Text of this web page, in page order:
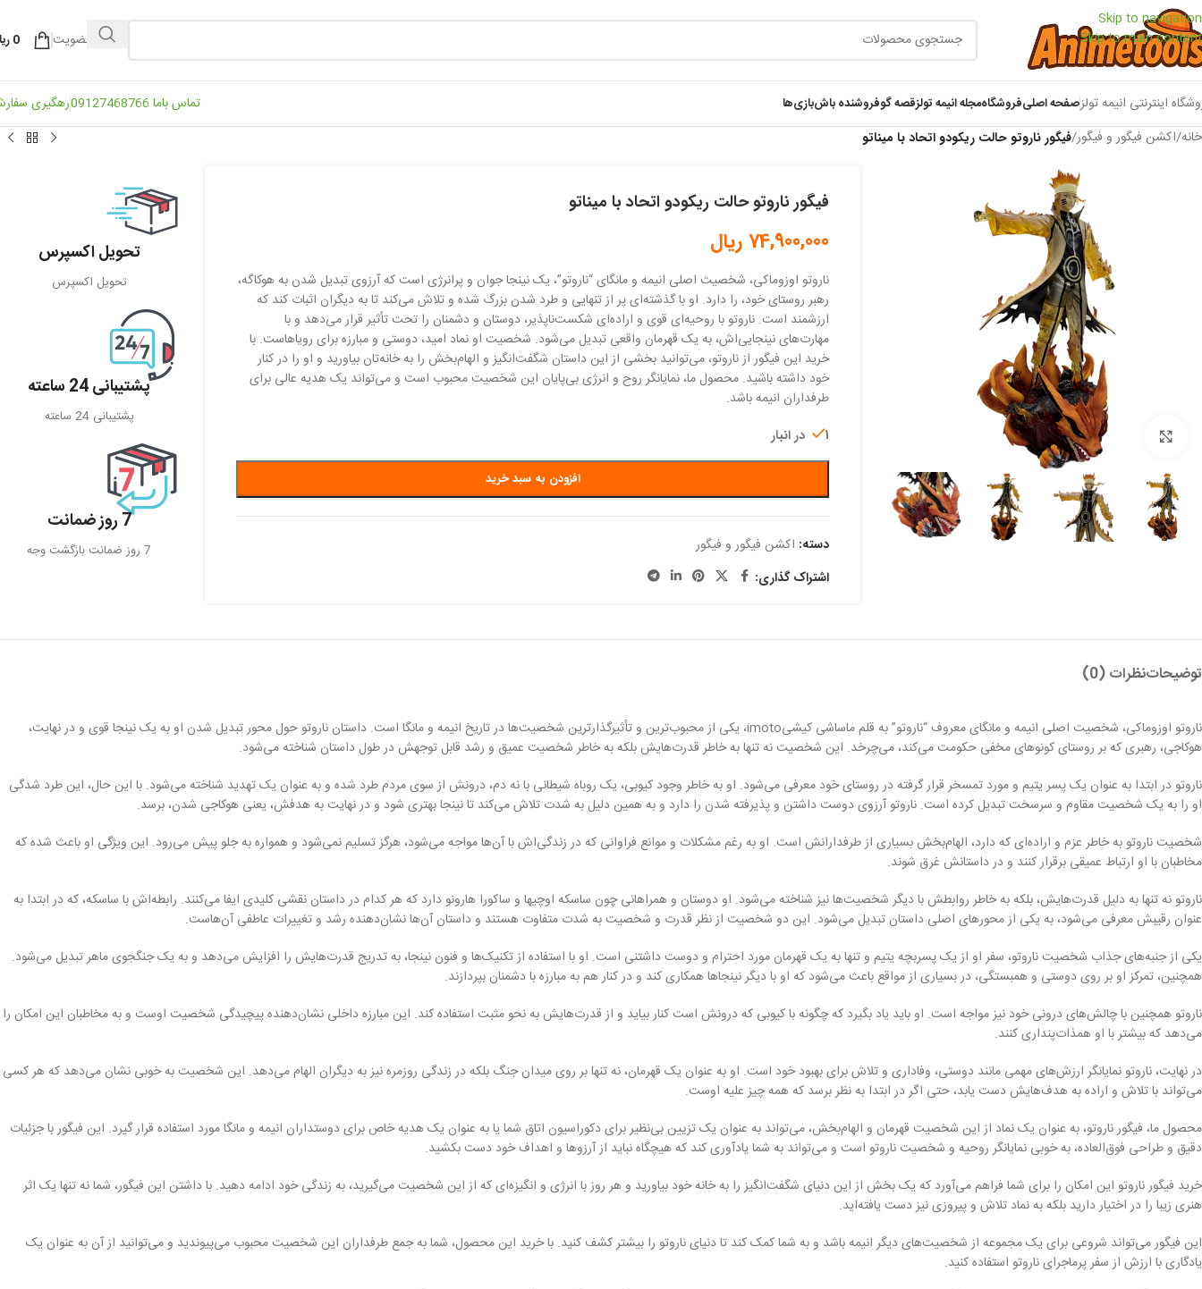
Skip to navigation
Skip to main content
ورود / عضویت 0
اینترنتی انیمه تولزصفحه اصلیفروشگاهمجله انیمه تولزقصه گوفروشنده باشبازی‌ها تماس باما 09127468766
رهگیری
خانه/اکشن فیگور و فیگور/فیگور ناروتو حالت ریکودو اتحاد با میناتو
بزرگنمایی تصویر
فیگور ناروتو حالت ریکودو اتحاد با میناتو
74,900,000 ریال
ناروتو اوزوماکی، شخصیت اصلی انیمه و مانگای “ناروتو”، یک نینجا جوان و پرانرژی است که آرزوی تبدیل شدن به هوکاگه،
رهبر روستای خود، را دارد. او با گذشته‌ای پر از تنهایی و طرد شدن بزرگ شده و تلاش می‌کند تا به دیگران اثبات کند که
ارزشمند است. ناروتو با روحیه‌ای قوی و اراده‌ای شکست‌ناپذیر، دوستان و دشمنان را تحت تأثیر قرار می‌دهد و با
مهارت‌های نینجایی‌اش، به یک قهرمان واقعی تبدیل می‌شود. شخصیت او نماد امید، دوستی و مبارزه برای رویاهاست. با
خرید این فیگور از ناروتو، می‌توانید بخشی از این داستان شگفت‌انگیز و الهام‌بخش را به خانه‌تان بیاورید و او را در کنار
خود داشته باشید. محصول ما، نمایانگر روح و انرژی بی‌پایان این شخصیت محبوب است و می‌تواند یک هدیه عالی برای
طرفداران انیمه باشد.
1 در انبار
افزودن به سبد خرید
دسته: اکشن فیگور و فیگور
اشتراک گذاری:
تحویل اکسپرس
تحویل اکسپرس
پشتیبانی 24 ساعته
پشتیبانی 24 ساعته
7 روز ضمانت
7 روز ضمانت بازگشت وجه
توضیحاتنظرات (0)
ناروتو اوزوماکی، شخصیت اصلی انیمه و مانگای معروف “ناروتو” به قلم ماساشی کیشیimoto، یکی از محبوب‌ترین و تأثیرگذارترین شخصیت‌ها در تاریخ انیمه و مانگا است. داستان ناروتو حول محور تبدیل شدن او به یک نینجا قوی و در نهایت،
هوکاجی، رهبری که بر روستای کونوهای مخفی حکومت می‌کند، می‌چرخد. این شخصیت نه تنها به خاطر قدرت‌هایش بلکه به خاطر شخصیت عمیق و رشد قابل توجهش در طول داستان شناخته می‌شود.
ناروتو در ابتدا به عنوان یک پسر یتیم و مورد تمسخر قرار گرفته در روستای خود معرفی می‌شود. او به خاطر وجود کیوبی، یک روباه شیطانی با نه دم، درونش از سوی مردم طرد شده و به عنوان یک تهدید شناخته می‌شود. با این حال، این طرد شدگی
او را به یک شخصیت مقاوم و سرسخت تبدیل کرده است. ناروتو آرزوی دوست داشتن و پذیرفته شدن را دارد و به همین دلیل به شدت تلاش می‌کند تا نینجا بهتری شود و در نهایت به هدفش، یعنی هوکاجی شدن، برسد.
شخصیت ناروتو به خاطر عزم و اراده‌ای که دارد، الهام‌بخش بسیاری از طرفدارانش است. او به رغم مشکلات و موانع فراوانی که در زندگی‌اش با آن‌ها مواجه می‌شود، هرگز تسلیم نمی‌شود و همواره به جلو پیش می‌رود. این ویژگی او باعث شده که
مخاطبان با او ارتباط عمیقی برقرار کنند و در داستانش غرق شوند.
ناروتو نه تنها به دلیل قدرت‌هایش، بلکه به خاطر روابطش با دیگر شخصیت‌ها نیز شناخته می‌شود. او دوستان و همراهانی چون ساسکه اوچیها و ساکورا هارونو دارد که هر کدام در داستان نقشی کلیدی ایفا می‌کنند. رابطه‌اش با ساسکه، که در ابتدا به
عنوان رقیبش معرفی می‌شود، به یکی از محورهای اصلی داستان تبدیل می‌شود. این دو شخصیت از نظر قدرت و شخصیت به شدت متفاوت هستند و داستان آن‌ها نشان‌دهنده رشد و تغییرات عاطفی آن‌هاست.
یکی از جنبه‌های جذاب شخصیت ناروتو، سفر او از یک پسربچه یتیم و تنها به یک قهرمان مورد احترام و دوست داشتنی است. او با استفاده از تکنیک‌ها و فنون نینجا، به تدریج قدرت‌هایش را افزایش می‌دهد و به یک جنگجوی ماهر تبدیل می‌شود.
همچنین، تمرکز او بر روی دوستی و همبستگی، در بسیاری از مواقع باعث می‌شود که او با دیگر نینجاها همکاری کند و در کنار هم به مبارزه با دشمنان بپردازند.
ناروتو همچنین با چالش‌های درونی خود نیز مواجه است. او باید یاد بگیرد که چگونه با کیوبی که درونش است کنار بیاید و از قدرت‌هایش به نحو مثبت استفاده کند. این مبارزه داخلی نشان‌دهنده پیچیدگی شخصیت اوست و به مخاطبان این امکان را
می‌دهد که بیشتر با او همذات‌پنداری کنند.
در نهایت، ناروتو نمایانگر ارزش‌های مهمی مانند دوستی، وفاداری و تلاش برای بهبود خود است. او به عنوان یک قهرمان، نه تنها بر روی میدان جنگ بلکه در زندگی روزمره نیز به دیگران الهام می‌دهد. این شخصیت به خوبی نشان می‌دهد که هر کسی
می‌تواند با تلاش و اراده به هدف‌هایش دست یابد، حتی اگر در ابتدا به نظر برسد که همه چیز علیه اوست.
محصول ما، فیگور ناروتو، به عنوان یک نماد از این شخصیت قهرمان و الهام‌بخش، می‌تواند به عنوان یک تزیین بی‌نظیر برای دکوراسیون اتاق شما یا به عنوان یک هدیه خاص برای دوستداران انیمه و مانگا مورد استفاده قرار گیرد. این فیگور با جزئیات
دقیق و طراحی فوق‌العاده، به خوبی نمایانگر روحیه و شخصیت ناروتو است و می‌تواند به شما یادآوری کند که هیچگاه نباید از آرزوها و اهداف خود دست بکشید.
خرید فیگور ناروتو این امکان را برای شما فراهم می‌آورد که یک بخش از این دنیای شگفت‌انگیز را به خانه خود بیاورید و هر روز با انرژی و انگیزه‌ای که از این شخصیت می‌گیرید، به زندگی خود ادامه دهید. با داشتن این فیگور، شما نه تنها یک اثر
هنری زیبا را در اختیار دارید بلکه به نماد تلاش و پیروزی نیز دست یافته‌اید.
این فیگور می‌تواند شروعی برای یک مجموعه از شخصیت‌های دیگر انیمه باشد و به شما کمک کند تا دنیای ناروتو را بیشتر کشف کنید. با خرید این محصول، شما به جمع طرفداران این شخصیت محبوب می‌پیوندید و می‌توانید از آن به عنوان یک
یادگاری با ارزش از سفر پرماجرای ناروتو استفاده کنید.